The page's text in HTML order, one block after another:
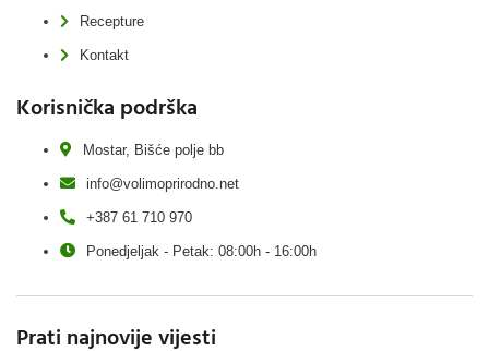
Recepture
Kontakt
Korisnička podrška
Mostar, Bišće polje bb
info@volimoprirodno.net
+387 61 710 970
Ponedjeljak - Petak: 08:00h - 16:00h
Prati najnovije vijesti